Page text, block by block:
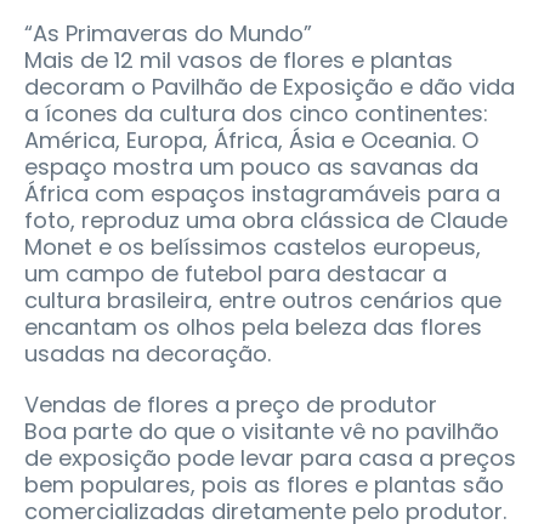
“As Primaveras do Mundo”
Mais de 12 mil vasos de flores e plantas
decoram o Pavilhão de Exposição e dão vida
a ícones da cultura dos cinco continentes:
América, Europa, África, Ásia e Oceania. O
espaço mostra um pouco as savanas da
África com espaços instagramáveis para a
foto, reproduz uma obra clássica de Claude
Monet e os belíssimos castelos europeus,
um campo de futebol para destacar a
cultura brasileira, entre outros cenários que
encantam os olhos pela beleza das flores
usadas na decoração.
Vendas de flores a preço de produtor
Boa parte do que o visitante vê no pavilhão
de exposição pode levar para casa a preços
bem populares, pois as flores e plantas são
comercializadas diretamente pelo produtor.